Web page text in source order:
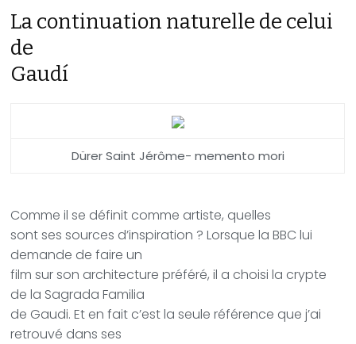
La continuation naturelle de celui
de
Gaudí
Dürer Saint Jérôme- memento mori
Comme il se définit comme artiste, quelles
sont ses sources d’inspiration ? Lorsque la BBC lui
demande de faire un
film sur son architecture préféré, il a choisi la crypte
de la Sagrada Familia
de Gaudi. Et en fait c’est la seule référence que j’ai
retrouvé dans ses